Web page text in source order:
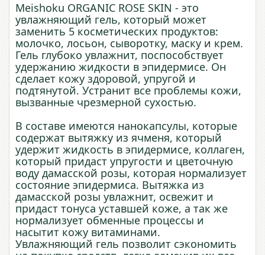
Meishoku ORGANIC ROSE SKIN - это
увлажняющий гель, который может
заменить 5 косметических продуктов:
молочко, лосьон, сыворотку, маску и крем.
Гель глубоко увлажнит, поспособствует
удержанию жидкости в эпидермисе. Он
сделает кожу здоровой, упругой и
подтянутой. Устранит все проблемы кожи,
вызванные чрезмерной сухостью.
В составе имеются нанокапсулы, которые
содержат вытяжку из ячменя, который
удержит жидкость в эпидермисе, коллаген,
который придаст упругости и цветочную
воду дамасской розы, которая нормализует
состояние эпидермиса. Вытяжка из
дамасской розы увлажнит, освежит и
придаст тонуса уставшей коже, а так же
нормализует обменные процессы и
насытит кожу витаминами.
Увлажняющий гель позволит сэкономить